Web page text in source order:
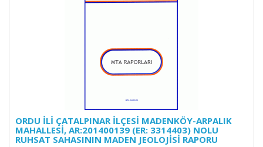
ORDU İLİ ÇATALPINAR İLÇESİ MADENKÖY-ARPALIK
MAHALLESİ, AR:201400139 (ER: 3314403) NOLU
RUHSAT SAHASININ MADEN JEOLOJİSİ RAPORU